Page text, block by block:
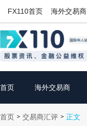
FX110首页 海外交易商
首页 海外交易商
首页 > 交易商汇评 > 正文